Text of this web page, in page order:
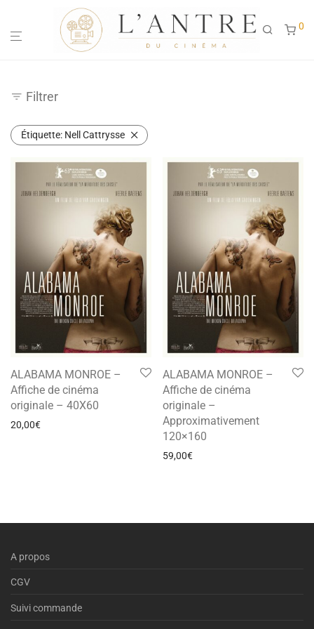
0
Filtrer
Étiquette: Nell Cattrysse
ALABAMA MONROE –
Affiche de cinéma
originale – 40X60
20,00€
ALABAMA MONROE –
Affiche de cinéma
originale –
Approximativement
120×160
59,00€
A propos
CGV
Suivi commande